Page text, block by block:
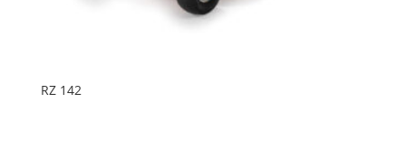
RZ 142